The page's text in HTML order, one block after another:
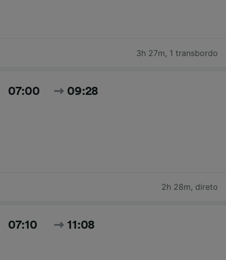
3h 27m, 1 transbordo
07:00 09:28
2h 28m, direto
07:10 11:08